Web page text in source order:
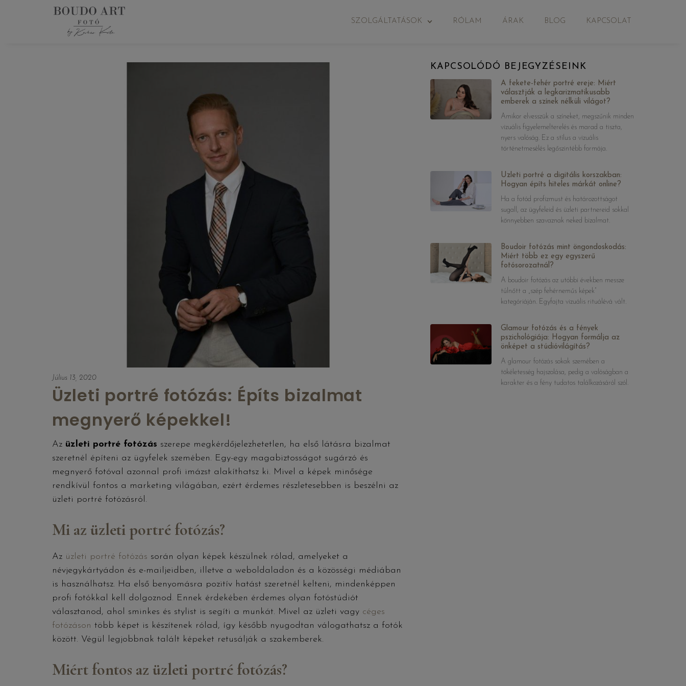
SZOLGÁLTATÁSOK RÓLAM ÁRAK BLOG KAPCSOLAT
Július 13, 2020
Üzleti portré fotózás: Építs bizalmat
megnyerő képekkel!
Az üzleti portré fotózás szerepe megkérdőjelezhetetlen, ha első látásra bizalmat
szeretnél építeni az ügyfelek szemében. Egy-egy magabiztosságot sugárzó és
megnyerő fotóval azonnal profi imázst alakíthatsz ki. Mivel a képek minősége
rendkívül fontos a marketing világában, ezért érdemes részletesebben is beszélni az
üzleti portré fotózásról.
Mi az üzleti portré fotózás?
Az üzleti portré fotózás során olyan képek készülnek rólad, amelyeket a
névjegykártyádon és e-mailjeidben, illetve a weboldaladon és a közösségi médiában
is használhatsz. Ha első benyomásra pozitív hatást szeretnél kelteni, mindenképpen
profi fotókkal kell dolgoznod. Ennek érdekében érdemes olyan fotóstúdiót
választanod, ahol sminkes és stylist is segíti a munkát. Mivel az üzleti vagy céges
fotózáson több képet is készítenek rólad, így később nyugodtan válogathatsz a fotók
között. Végül legjobbnak talált képeket retusálják a szakemberek.
Miért fontos az üzleti portré fotózás?
KAPCSOLÓDÓ BEJEGYZÉSEINK
A fekete-fehér portré ereje: Miért
választják a legkarizmatikusabb
emberek a színek nélküli világot?
Amikor elvesszük a színeket, megszűnik minden
vizuális figyelemelterelés és marad a tiszta,
nyers valóság. Ez a stílus a vizuális
történetmesélés legőszintébb formája.
Üzleti portré a digitális korszakban:
Hogyan építs hiteles márkát online?
Ha a fotód profizmust és határozottságot
sugall, az ügyfeleid és üzleti partnereid sokkal
könnyebben szavaznak neked bizalmat.
Boudoir fotózás mint öngondoskodás:
Miért több ez egy egyszerű
fotósorozatnál?
A boudoir fotózás az utóbbi években messze
túlnőtt a „szép fehérneműs képek”
kategóriáján. Egyfajta vizuális rituálévá vált.
Glamour fotózás és a fények
pszichológiája: Hogyan formálja az
önképet a stúdióvilágítás?
A glamour fotózás sokak szemében a
tökéletesség hajszolása, pedig a valóságban a
karakter és a fény tudatos találkozásáról szól.